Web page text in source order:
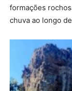
formações
chuva ao longo